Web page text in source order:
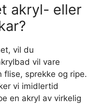
akryl- eller
vil du
vil vare
flise, sprekke og ripe.
vi imidlertid
en akryl av virkelig